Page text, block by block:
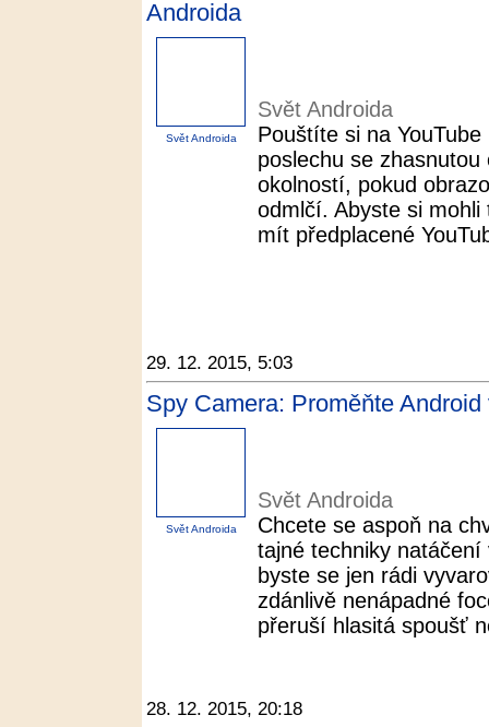
Androida
Svět Androida
Svět Androida
Pouštíte si na
poslechu se
okolností, pokud
odmlčí. Abyste si
mít předplacené
29. 12. 2015, 5:03
Spy Camera: Proměňte
Svět Androida
Svět Androida
Chcete se aspoň na
tajné techniky
byste se jen rádi
zdánlivě nenápadné
přeruší hlasitá spoušť
28. 12. 2015, 20:18